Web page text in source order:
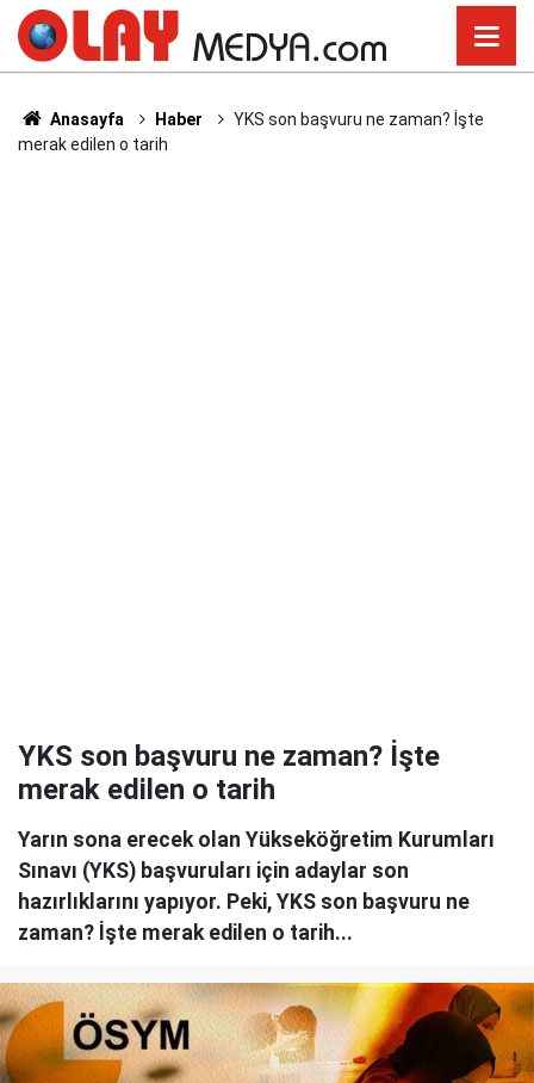
Anasayfa Haber
YKS son başvuru ne zaman? İşte
merak edilen o tarih
YKS son başvuru ne zaman? İşte
merak edilen o tarih
Yarın sona erecek olan Yükseköğretim Kurumları
Sınavı (YKS) başvuruları için adaylar son
hazırlıklarını yapıyor. Peki, YKS son başvuru ne
zaman? İşte merak edilen o tarih...